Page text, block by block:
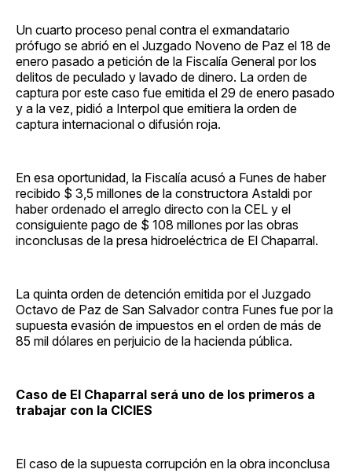
Un cuarto proceso penal contra el exmandatario
prófugo se abrió en el Juzgado Noveno de Paz el 18 de
enero pasado a petición de la Fiscalía General por los
delitos de peculado y lavado de dinero. La orden de
captura por este caso fue emitida el 29 de enero pasado
y a la vez, pidió a Interpol que emitiera la orden de
captura internacional o difusión roja.
En esa oportunidad, la Fiscalía acusó a Funes de haber
recibido $ 3,5 millones de la constructora Astaldi por
haber ordenado el arreglo directo con la CEL y el
consiguiente pago de $ 108 millones por las obras
inconclusas de la presa hidroeléctrica de El Chaparral.
La quinta orden de detención emitida por el Juzgado
Octavo de Paz de San Salvador contra Funes fue por la
supuesta evasión de impuestos en el orden de más de
85 mil dólares en perjuicio de la hacienda pública.
Caso de El Chaparral será uno de los primeros a
trabajar con la CICIES
El caso de la supuesta corrupción en la obra inconclusa